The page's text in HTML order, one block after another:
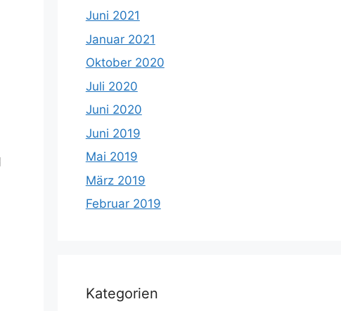
Juni 2021
Januar 2021
Oktober 2020
Juli 2020
Juni 2020
Juni 2019
Mai 2019
März 2019
Februar 2019
Kategorien